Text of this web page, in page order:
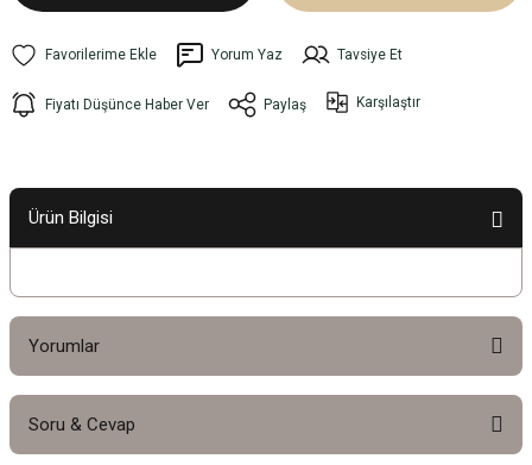
Yorum Yaz Tavsiye Et
Fiyatı Düşünce Haber Ver Paylaş Karşılaştır
Ürün Bilgisi
Yorumlar
Bu ürüne ilk yorumu siz yapın!
Soru & Cevap